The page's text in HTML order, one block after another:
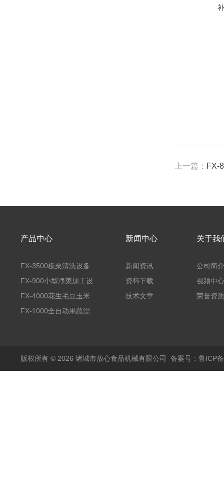
上一篇： FX-
产品中心
FX-3500板栗清洗设备
全自动气泡清洗机
FX-900小型净菜加工设
备野菜清洗机
FX-4000花生毛豆玉米
蒸煮漂烫机
FX-1000全自动果蔬漂
新闻中心
新闻资讯
资料下载
技术文章
关于我
公司简介
视频中心
荣誉资质
版权所有 © 2026 诸城市放心食品机械有限公司 备案号：鲁ICP